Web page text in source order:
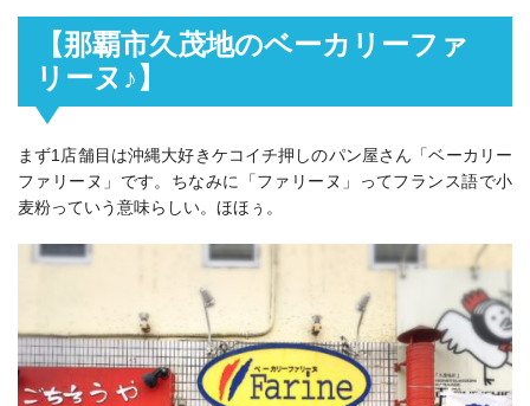
【那覇市久茂地のベーカリーファ
リーヌ♪】
まず1店舗目は沖縄大好きケコイチ押しのパン屋さん「ベーカリー
ファリーヌ」です。ちなみに「ファリーヌ」ってフランス語で小
麦粉っていう意味らしい。ほほぅ。